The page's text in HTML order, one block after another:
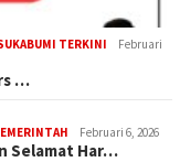
TERKINI
Februari
…
Februari 6, 2026
Selamat Har…